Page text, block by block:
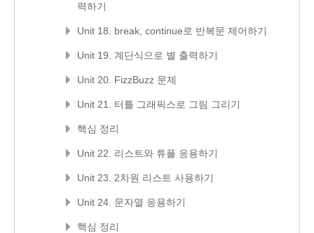
력하기
Unit 18. break, continue로 반복문 제어하기
Unit 19. 계단식으로 별 출력하기
Unit 20. FizzBuzz 문제
Unit 21. 터틀 그래픽스로 그림 그리기
핵심 정리
Unit 22. 리스트와 튜플 응용하기
Unit 23. 2차원 리스트 사용하기
Unit 24. 문자열 응용하기
핵심 정리